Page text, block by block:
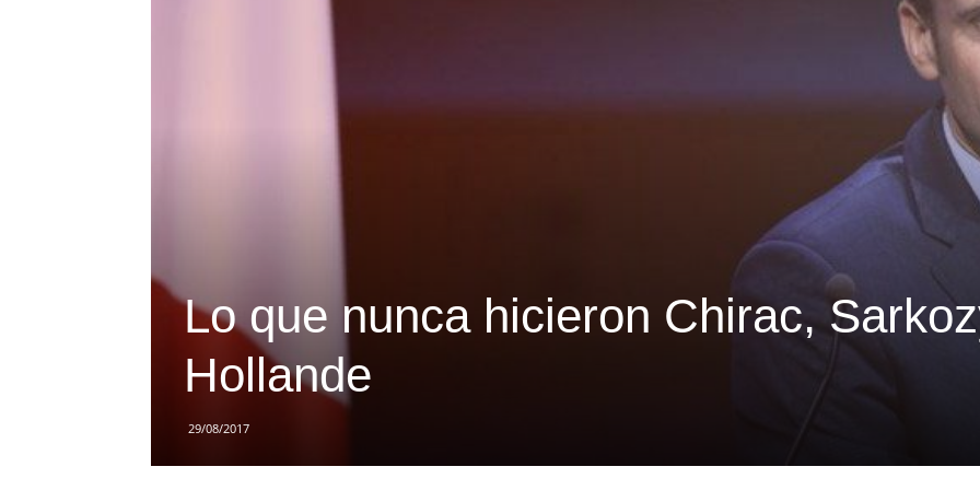
Lo que nunca hicieron Chirac,
Hollande
29/08/2017